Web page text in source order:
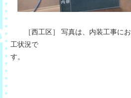
［西工区］ 写真は、内装工事にお
工状況で
す